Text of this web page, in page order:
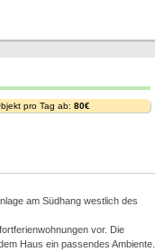
pro Tag ab: 80€
am Südhang westlich des
vor. Die
Haus ein passendes Ambiente.